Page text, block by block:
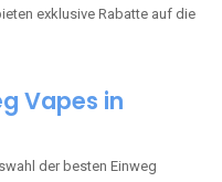
exklusive Rabatte auf die
Vapes in
der besten Einweg